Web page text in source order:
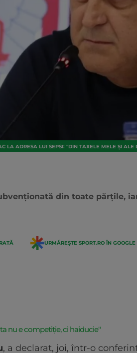
LA ADRESA LUI SEPSI: "DIN TAXELE MELE ȘI
din toate părțile,
URMĂREȘTE SPORT.RO ÎN GOOGLE
nu e competiție, ci haiducie"
, a declarat, joi, într-o